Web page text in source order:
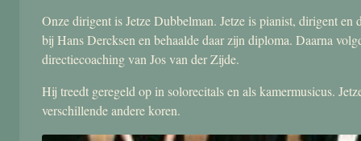
Onze dirigent is Jetze Dubbelman. Jetze is pianist, dirigent
bij Hans Dercksen en behaalde daar zijn diploma. Daarna
directiecoaching van Jos van der Zijde.
Hij treedt geregeld op in solorecitals en als kamermusicus.
verschillende andere koren.